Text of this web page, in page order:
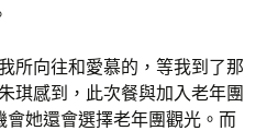
所向往和愛慕的，等我到了那
琪感到，此次餐與加入老年團
她還會選擇老年團觀光。而